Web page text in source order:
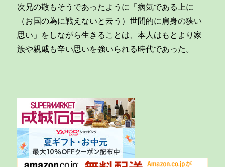
次兄の敬もそうであったように「病気である上に
（お国の為に戦えないと云う）世間的に肩身の狭い
思い」をしながら生きることは、本人はもとより家
族や親戚も辛い思いを強いられる時代であった。